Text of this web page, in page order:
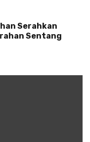
Serahkan
Sentang